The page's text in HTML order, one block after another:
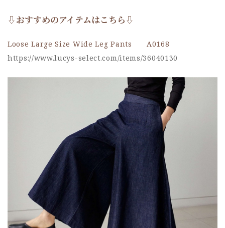
⇩おすすめのアイテムはこちら⇩
Loose Large Size Wide Leg Pants A0168
https://www.lucys-select.com/items/36040130